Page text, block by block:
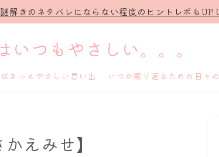
解きのネタバレにならない程度のヒントレポも
いつもやさしい。。。
きっとやさしい思い出 いつか振り返るための日々
ィール
えみせ】